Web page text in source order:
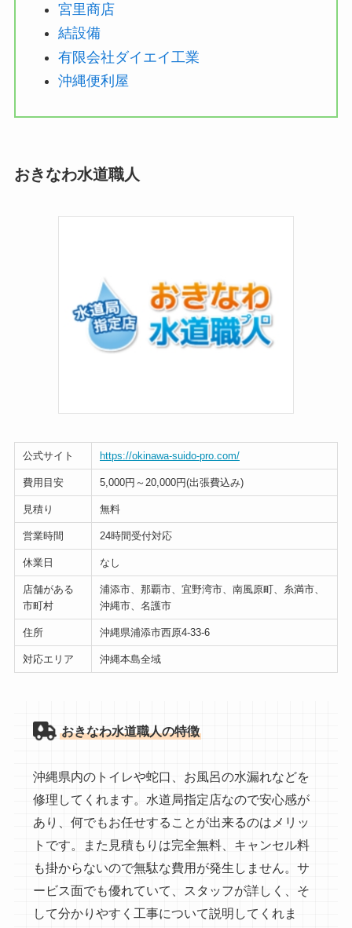
宮里商店
結設備
有限会社ダイエイ工業
沖縄便利屋
おきなわ水道職人
公式サイト https://okinawa-suido-pro.com/
費用目安 5,000円～20,000円(出張費込み)
見積り 無料
営業時間 24時間受付対応
休業日 なし
店舗がある
市町村
浦添市、那覇市、宜野湾市、南風原町、糸満市、
沖縄市、名護市
住所 沖縄県浦添市西原4-33-6
対応エリア 沖縄本島全域
おきなわ水道職人の特徴
沖縄県内のトイレや蛇口、お風呂の水漏れなどを
修理してくれます。水道局指定店なので安心感が
あり、何でもお任せすることが出来るのはメリッ
トです。また見積もりは完全無料、キャンセル料
も掛からないので無駄な費用が発生しません。サ
ービス面でも優れていて、スタッフが詳しく、そ
して分かりやすく工事について説明してくれま